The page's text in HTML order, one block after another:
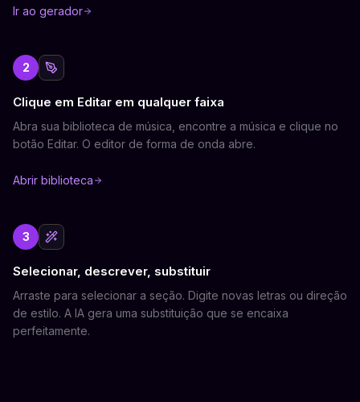
Ir ao gerador
2
Clique em Editar em qualquer faixa
Abra sua biblioteca de música, encontre a música e clique no
botão Editar. O editor de forma de onda abre.
Abrir biblioteca
3
Selecionar, descrever, substituir
Arraste para selecionar a seção. Digite novas letras ou direção
de estilo. A IA gera uma substituição que se encaixa
perfeitamente.